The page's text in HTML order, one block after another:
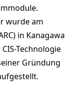
wurde am
in Kanagawa
Technologie
Gründung